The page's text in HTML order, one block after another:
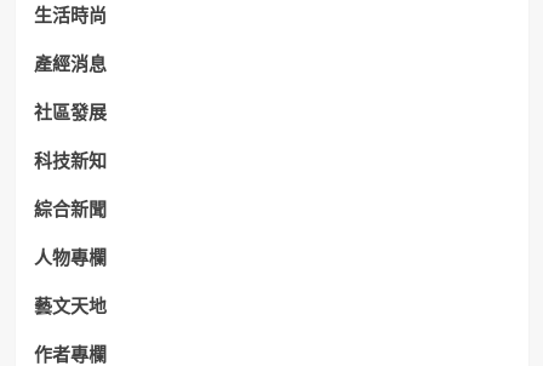
生活時尚
產經消息
社區發展
科技新知
綜合新聞
人物專欄
藝文天地
作者專欄